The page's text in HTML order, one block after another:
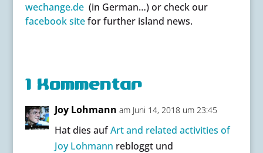
wechange.de (in German…) or check our
facebook sitefor further island news.
1 Kommentar
Joy Lohmann am Juni 14, 2018 um 23:45
Hat dies aufArt and related activities of
Joy Lohmann rebloggt und